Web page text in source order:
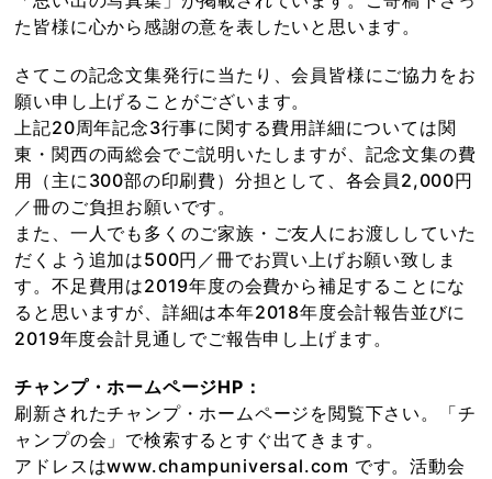
た皆様に心から感謝の意を表したいと思います。
さてこの記念文集発行に当たり、会員皆様にご協力をお
願い申し上げることがございます。
上記20周年記念3行事に関する費用詳細については関
東・関西の両総会でご説明いたしますが、記念文集の費
用（主に300部の印刷費）分担として、各会員2,000円
／冊のご負担お願いです。
また、一人でも多くのご家族・ご友人にお渡ししていた
だくよう追加は500円／冊でお買い上げお願い致しま
す。不足費用は2019年度の会費から補足することにな
ると思いますが、詳細は本年2018年度会計報告並びに
2019年度会計見通しでご報告申し上げます。
チャンプ・ホームページHP：
刷新されたチャンプ・ホームページを閲覧下さい。「チ
ャンプの会」で検索するとすぐ出てきます。
アドレスはwww.champuniversal.com です。活動会